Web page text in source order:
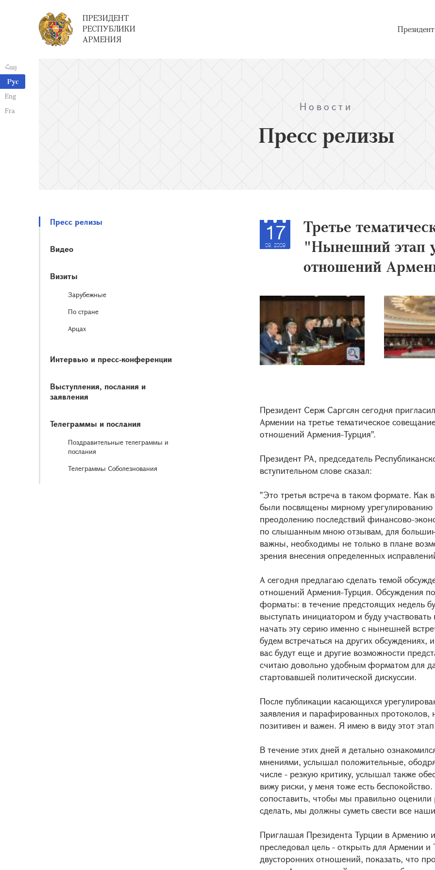
Հայ
Рус
Eng
Fra
ПРЕЗИДЕНТ
РЕСПУБЛИКИ
АРМЕНИЯ
Президент
Новости
Пресс релизы
Пресс релизы
Видео
Визиты
Зарубежные
По стране
Арцах
Интервью и пресс-конференции
Выступления, послания и
заявления
Телеграммы и послания
Поздравительные телеграммы и
послания
Телеграммы Соболезнования
17
09, 2009
Третье
"Нынешний этап
отношений
Президент Серж Саргсян сегодня
Армении на третье тематическое
отношений Армения-Турция".
Президент РА, председатель
вступительном слове сказал:
"Это третья встреча в таком формате.
были посвящены мирному
преодолению последствий финансово-
по слышанным мною отзывам, для
важны, необходимы не только в плане
зрения внесения определенных
А сегодня предлагаю сделать темой
отношений Армения-Турция. Обсуждения
форматы: в течение предстоящих недель
выступать инициатором и буду
начать эту серию именно с нынешней
будем встречаться на других
вас будут еще и другие возможности
считаю довольно удобным форматом для
стартовавшей политической дискуссии.
После публикации касающихся
заявления и парафированных протоколов,
позитивен и важен. Я имею в виду этот
В течение этих дней я детально
мнениями, услышал положительные,
числе - резкую критику, услышал также
вижу риски, у меня тоже есть
сопоставить, чтобы мы правильно
сделать, мы должны суметь свести все
Приглашая Президента Турции в Армению
преследовал цель - открыть для Армении
двусторонних отношений, показать, что